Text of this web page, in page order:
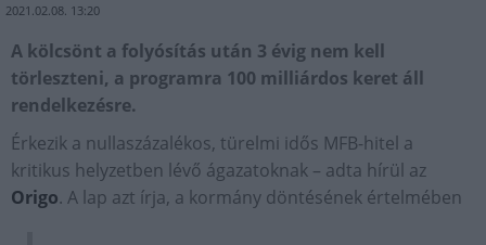
2021.02.08. 13:20
A kölcsönt a folyósítás után 3 évig nem kell
törleszteni, a programra 100 milliárdos keret áll
rendelkezésre.
Érkezik a nullaszázalékos, türelmi idős MFB-hitel a
kritikus helyzetben lévő ágazatoknak – adta hírül az
Origo. A lap azt írja, a kormány döntésének értelmében